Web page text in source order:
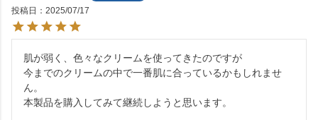
投稿日
2025/07/17
肌が弱く、色々なクリームを使ってきたのですが
今までのクリームの中で一番肌に合っているかもしれませ
ん。
本製品を購入してみて継続しようと思います。